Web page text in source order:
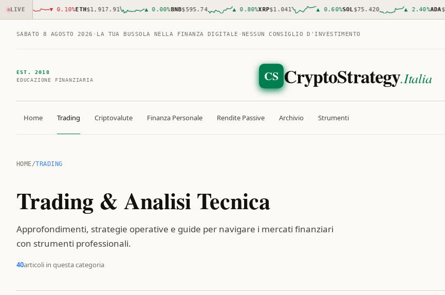
LIVE 0.10%ETH $1,917.91 ▲ 0.00%BNB$595.74 ▲ 0.80%XRP$1.041 ▲ 0.60%SOL$75.420 ▲ 2.40%ADA$0.1997
SABATO 8 AGOSTO 2026 · LA TUA BUSSOLA NELLA FINANZA DIGITALE · NESSUN CONSIGLIO D'INVESTIMENTO
EST. 2018
EDUCAZIONE FINANZIARIA
CS CryptoStrategy.Italia
Home Trading Criptovalute Finanza Personale Rendite Passive Archivio Strumenti
HOME/TRADING
Trading & Analisi Tecnica
Approfondimenti, strategie operative e guide per navigare i mercati finanziari
con strumenti professionali.
40articoli in questa categoria